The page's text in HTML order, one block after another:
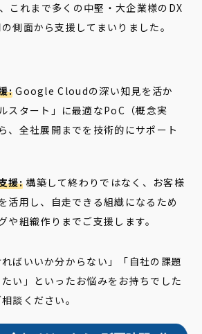
これまで多くの中堅・大企業様のDX
側面から支援してまいりました。
:Google Cloudの深い知見を活か
スタート」に最適なPoC（概念実
、全社展開までを技術的にサポート
援:構築して終わりではなく、お客様
活用し、自走できる組織になるため
や組織作りまでご支援します。
ればいいか分からない」「自社の課題
い」といったお悩みをお持ちでした
談ください。